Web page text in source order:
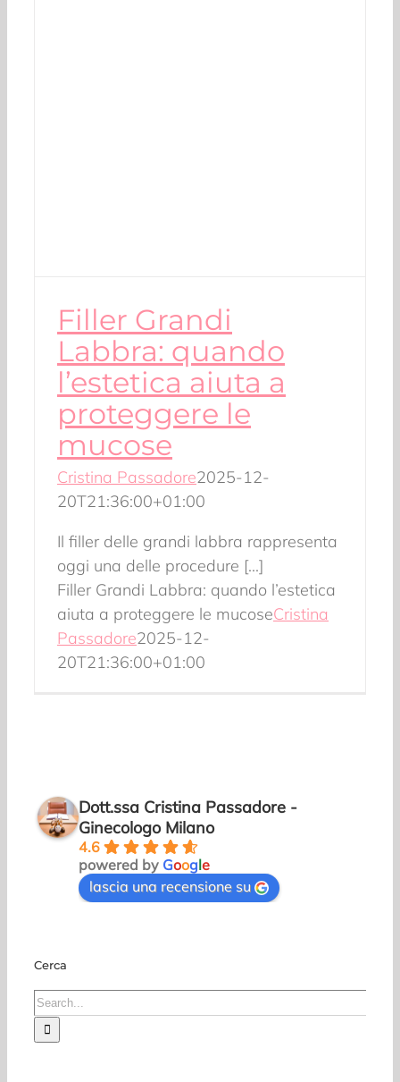
Filler Grandi
Labbra: quando
l’estetica aiuta a
proteggere le
mucose
Cristina Passadore2025-12-
20T21:36:00+01:00
Il filler delle grandi labbra rappresenta
oggi una delle procedure [...]
Filler Grandi Labbra: quando l’estetica
aiuta a proteggere le mucoseCristina
Passadore2025-12-
20T21:36:00+01:00
Dott.ssa Cristina Passadore -
Ginecologo Milano
4.6
powered by Google
lascia una recensione su
Cerca
Search
for: